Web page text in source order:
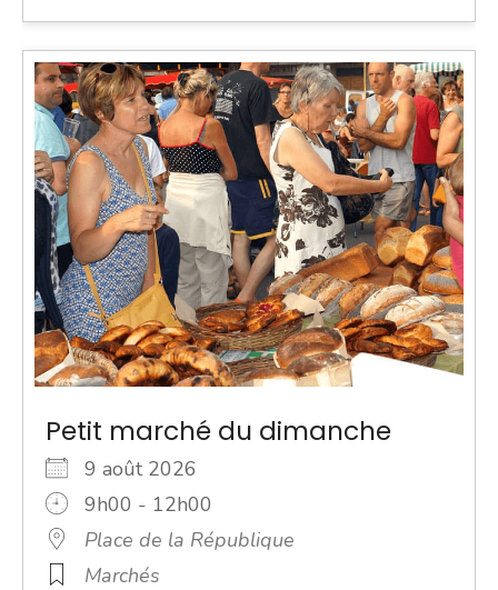
Petit marché du dimanche
9 août 2026
9h00 - 12h00
Place de la République
Marchés